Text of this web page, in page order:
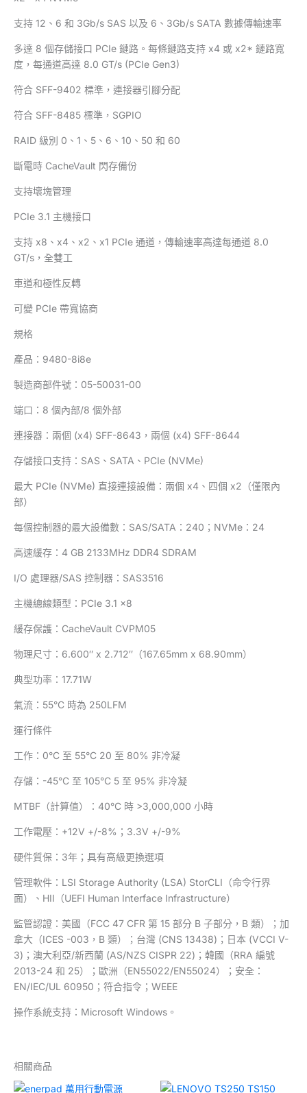
支持 12、6 和 3Gb/s SAS 以及 6、3Gb/s SATA 數據傳輸速率
多達 8 個存儲接口 PCIe 鏈路。每條鏈路支持 x4 或 x2* 鏈路寬​​
度，每通道高達 8.0 GT/s (PCIe Gen3)
符合 SFF-9402 標準，連接器引腳分配
符合 SFF-8485 標準，SGPIO
RAID 級別 0、1、5、6、10、50 和 60
斷電時 CacheVault 閃存備份
支持壞塊管理
PCIe 3.1 主機接口
支持 x8、x4、x2、x1 PCIe 通道，傳輸速率高達每通道 8.0
GT/s，全雙工
車道和極性反轉
可變 PCIe 帶寬協商
規格
產品：9480-8i8e
製造商部件號：05-50031-00
端口：8 個內部/8 個外部
連接器：兩個 (x4) SFF-8643，兩個 (x4) SFF-8644
存儲接口支持：SAS、SATA、PCIe (NVMe)
最大 PCIe (NVMe) 直接連接設備：兩個 x4、四個 x2（僅限內
部）
每個控制器的最大設備數：SAS/SATA：240；NVMe：24
高速緩存：4 GB 2133MHz DDR4 SDRAM
I/O 處理器/SAS 控制器：SAS3516
主機總線類型：PCIe 3.1 x8
緩存保護：CacheVault CVPM05
物理尺寸：6.600″ x 2.712″（167.65mm x 68.90mm）
典型功率：17.71W
氣流：55°C 時為 250LFM
運行條件
工作：0°C 至 55°C 20 至 80% 非冷凝
存儲：-45°C 至 105°C 5 至 95% 非冷凝
MTBF（計算值）：40°C 時 >3,000,000 小時
工作電壓：+12V +/-8%；3.3V +/-9%
硬件質保：3年；具有高級更換選項
管理軟件：LSI Storage Authority (LSA) StorCLI（命令行界
面）、HII（UEFI Human Interface Infrastructure）
監管認證：美國（FCC 47 CFR 第 15 部分 B 子部分，B 類）；加
拿大（ICES -003，B 類）；台灣 (CNS 13438)；日本 (VCCI V-
3)；澳大利亞/新西蘭 (AS/NZS CISPR 22)；韓國（RRA 編號
2013-24 和 25）；歐洲（EN55022/EN55024）；安全：
EN/IEC/UL 60950；符合指令；WEEE
操作系統支持：Microsoft Windows。
相關商品